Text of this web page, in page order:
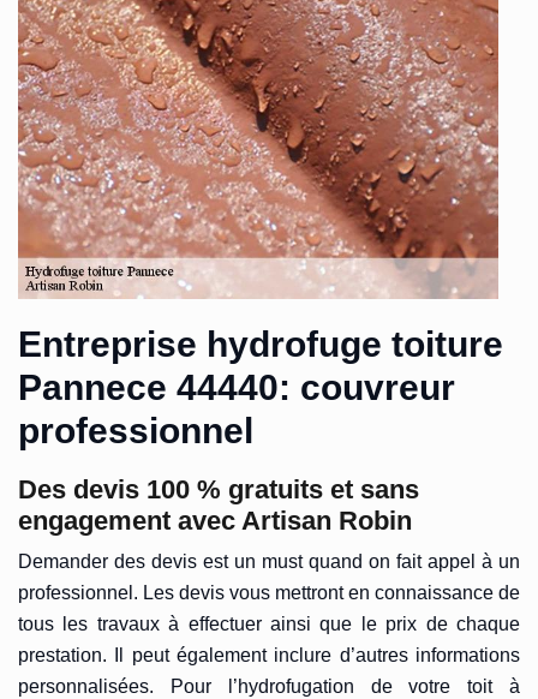
Entreprise hydrofuge toiture
Pannece 44440: couvreur
professionnel
Des devis 100 % gratuits et sans
engagement avec Artisan Robin
Demander des devis est un must quand on fait appel à un
professionnel. Les devis vous mettront en connaissance de
tous les travaux à effectuer ainsi que le prix de chaque
prestation. Il peut également inclure d’autres informations
personnalisées. Pour l’hydrofugation de votre toit à